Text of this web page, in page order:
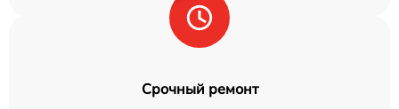
Срочный ремонт